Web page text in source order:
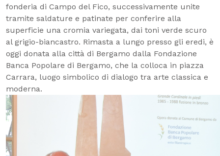
fonderia di Campo del Fico, successivamente unite
tramite saldature e patinate per conferire alla
superficie una cromia variegata, dai toni verde scuro
al grigio-biancastro. Rimasta a lungo presso gli eredi, è
oggi donata alla città di Bergamo dalla Fondazione
Banca Popolare di Bergamo, che la colloca in piazza
Carrara, luogo simbolico di dialogo tra arte classica e
moderna.